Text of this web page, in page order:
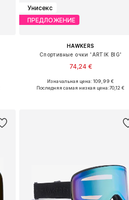
Унисекс
ПРЕДЛОЖЕНИЕ
HAWKERS
Спортивные очки 'ARTIK BIG'
74,24 €
Доступные размеры: Onesize
Изначальная цена: 109,99 €
Последняя самая низкая цена:70,12 €